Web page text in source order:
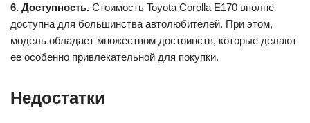
6. Доступность. Стоимость Toyota Corolla E170 вполне
доступна для большинства автолюбителей. При этом,
модель обладает множеством достоинств, которые делают
ее особенно привлекательной для покупки.
Недостатки